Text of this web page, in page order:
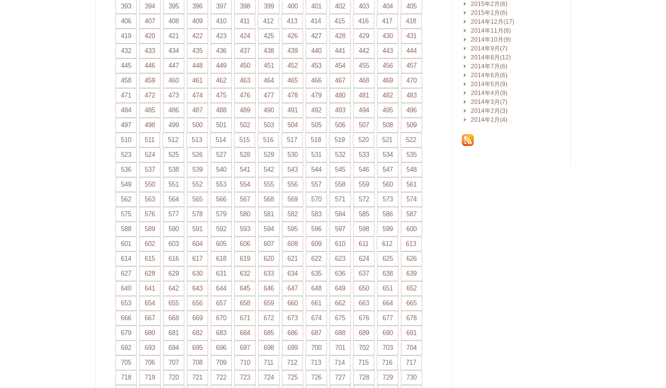
393
394 395 396 397 398 399 400 401 402 403 404
405
406
407 408 409 410 411 412 413 414 415 416 417
418
419
420 421 422 423 424 425 426 427 428 429 430
431
432
433 434 435 436 437 438 439 440 441 442 443
444
445
446 447 448 449 450 451 452 453 454 455 456
457
458
459 460 461 462 463 464 465 466 467 468 469
470
471
472 473 474 475 476 477 478 479 480 481 482
483
484
485 486 487 488 489 490 491 492 493 494 495
496
497
498 499 500 501 502 503 504 505 506 507 508
509
510
511 512 513 514 515 516 517 518 519 520 521
522
523
524 525 526 527 528 529 530 531 532 533 534
535
536
537 538 539 540 541 542 543 544 545 546 547
548
549
550 551 552 553 554 555 556 557 558 559 560
561
562
563 564 565 566 567 568 569 570 571 572 573
574
575
576 577 578 579 580 581 582 583 584 585 586
587
588
589 590 591 592 593 594 595 596 597 598 599
600
601
602 603 604 605 606 607 608 609 610 611 612
613
614
615 616 617 618 619 620 621 622 623 624 625
626
627
628 629 630 631 632 633 634 635 636 637 638
639
640
641 642 643 644 645 646 647 648 649 650 651
652
653
654 655 656 657 658 659 660 661 662 663 664
665
666
667 668 669 670 671 672 673 674 675 676 677
678
679
680 681 682 683 684 685 686 687 688 689 690
691
692
693 694 695 696 697 698 699 700 701 702 703
704
705
706 707 708 709 710 711 712 713 714 715 716
717
718
719 720 721 722 723 724 725 726 727 728 729 730
2015年2月(6)
2015年1月(6)
2014年12月(17)
2014年11月(8)
2014年10月(9)
2014年9月(7)
2014年8月(12)
2014年7月(6)
2014年6月(6)
2014年5月(9)
2014年4月(9)
2014年3月(7)
2014年2月(3)
2014年1月(4)